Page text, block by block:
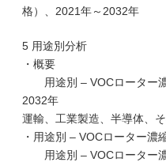
格）、2021年～2032年
5 用途別分析
・概要
用途別 – VOCローター濃
2032年
運輸、工業製造、半導体、
・用途別 – VOCローター濃
用途別 – VOCローター濃